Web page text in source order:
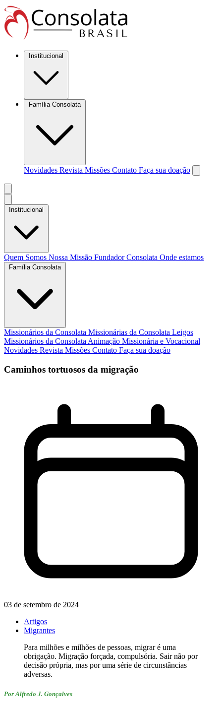
Institucional
Família Consolata
Novidades Revista Missões Contato Faça sua doação
Institucional
Quem Somos Nossa Missão FundadorConsolata Onde estamos
Família Consolata
Missionários da Consolata Missionárias da Consolata Leigos
Missionários da Consolata Animação Missionária e Vocacional
Novidades Revista Missões Contato Faça sua doação
Caminhos tortuosos da migração
03 de setembro de 2024
Artigos
Migrantes
Para milhões e milhões de pessoas, migrar é uma
obrigação. Migração forçada, compulsória. Sair não por
decisão própria, mas por uma série de circunstâncias
adversas.
Por Alfredo J. Gonçalves